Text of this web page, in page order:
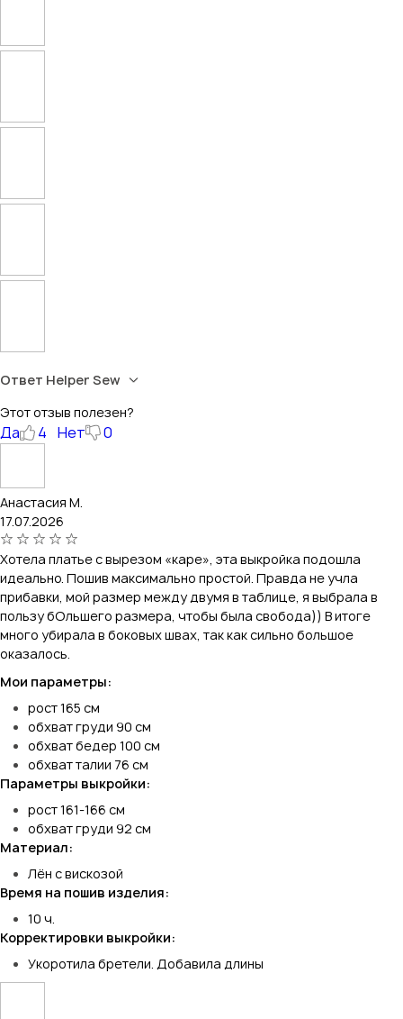
Ответ Helper Sew
Этот отзыв полезен?
Да 4 Нет 0
Анастасия М.
17.07.2026
Хотела платье с вырезом «каре», эта выкройка подошла
идеально. Пошив максимально простой. Правда не учла
прибавки, мой размер между двумя в таблице, я выбрала в
пользу бОльшего размера, чтобы была свобода)) В итоге
много убирала в боковых швах, так как сильно большое
оказалось.
Мои параметры:
рост 165 см
обхват груди 90 см
обхват бедер 100 см
обхват талии 76 см
Параметры выкройки:
рост 161-166 см
обхват груди 92 см
Материал:
Лён с вискозой
Время на пошив изделия:
10 ч.
Корректировки выкройки:
Укоротила бретели. Добавила длины